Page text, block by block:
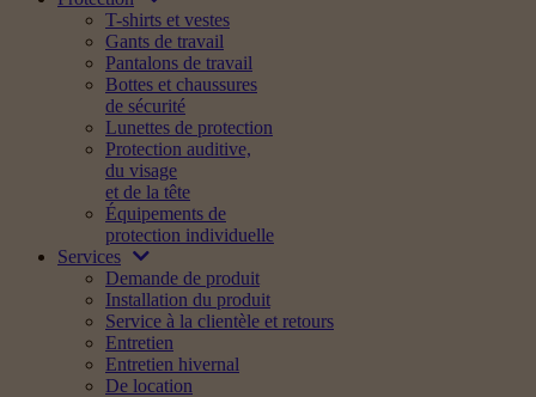
T-shirts et vestes
Gants de travail
Pantalons de travail
Bottes et chaussures
de sécurité
Lunettes de protection
Protection auditive,
du visage
et de la tête
Équipements de
protection individuelle
Services
Demande de produit
Installation du produit
Service à la clientèle et retours
Entretien
Entretien hivernal
De location